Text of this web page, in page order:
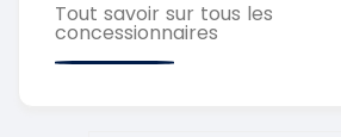
Tout savoir sur tous les
concessionnaires